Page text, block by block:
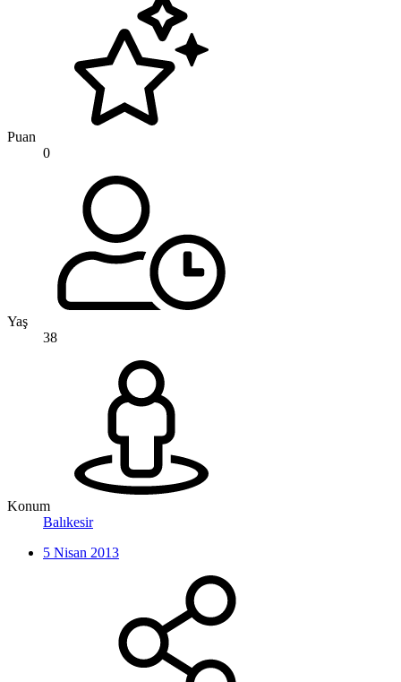
Puan
0
Yaş
38
Konum
Balıkesir
5 Nisan 2013